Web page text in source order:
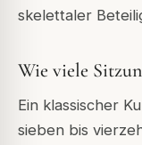
skelettaler
Wie viele
Ein klassischer
sieben bis